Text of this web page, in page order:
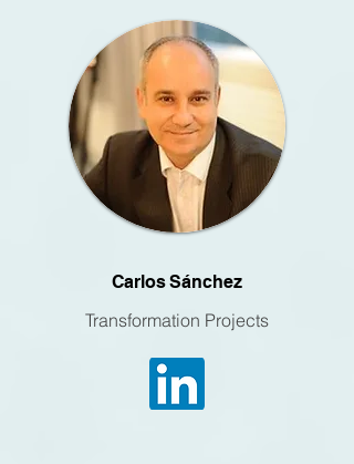
Carlos Sánchez
Transformation Projects